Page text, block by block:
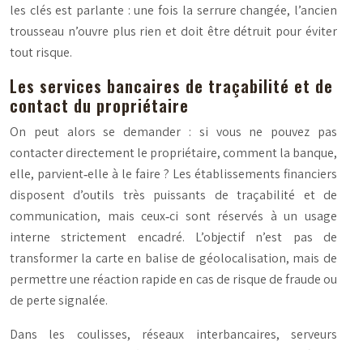
les clés est parlante : une fois la serrure changée, l’ancien
trousseau n’ouvre plus rien et doit être détruit pour éviter
tout risque.
Les services bancaires de traçabilité et de
contact du propriétaire
On peut alors se demander : si vous ne pouvez pas
contacter directement le propriétaire, comment la banque,
elle, parvient‑elle à le faire ? Les établissements financiers
disposent d’outils très puissants de traçabilité et de
communication, mais ceux‑ci sont réservés à un usage
interne strictement encadré. L’objectif n’est pas de
transformer la carte en balise de géolocalisation, mais de
permettre une réaction rapide en cas de risque de fraude ou
de perte signalée.
Dans les coulisses, réseaux interbancaires, serveurs